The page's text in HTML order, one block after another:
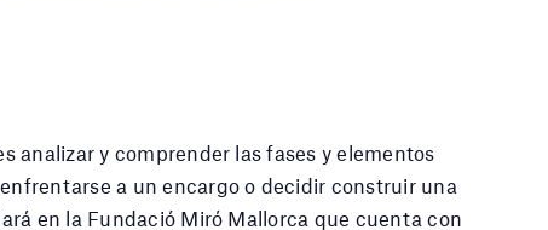
analizar y comprender las fases y elementos
a un encargo o decidir construir una
en la Fundació Miró Mallorca que cuenta con